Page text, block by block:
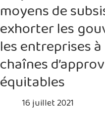
papetiers
sans
travail
des
enfants
à
Pune,
en
Inde
moyens de
exhorter les
les entreprises
chaînes
équitables
16 juillet 2021